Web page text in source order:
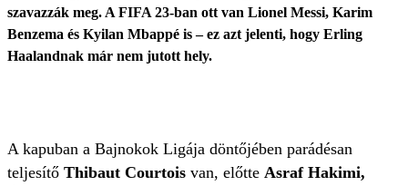
szavazzák meg. A FIFA 23-ban ott van Lionel Messi, Karim
Benzema és Kyilan Mbappé is – ez azt jelenti, hogy Erling
Haalandnak már nem jutott hely.
A kapuban a Bajnokok Ligája döntőjében parádésan
teljesítő Thibaut Courtois van, előtte Asraf Hakimi,